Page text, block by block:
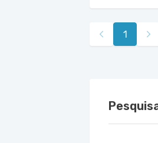
Hospital e
Rua
1